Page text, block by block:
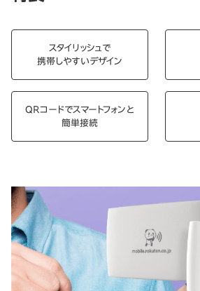
スタイリッシュで
携帯しやすいデザイン
QRコードでスマートフォンと
簡単接続